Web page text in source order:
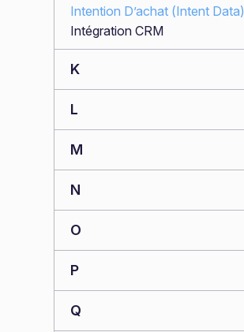
Intention D’achat (Intent Data)
Intégration CRM
K
L
M
N
O
P
Q